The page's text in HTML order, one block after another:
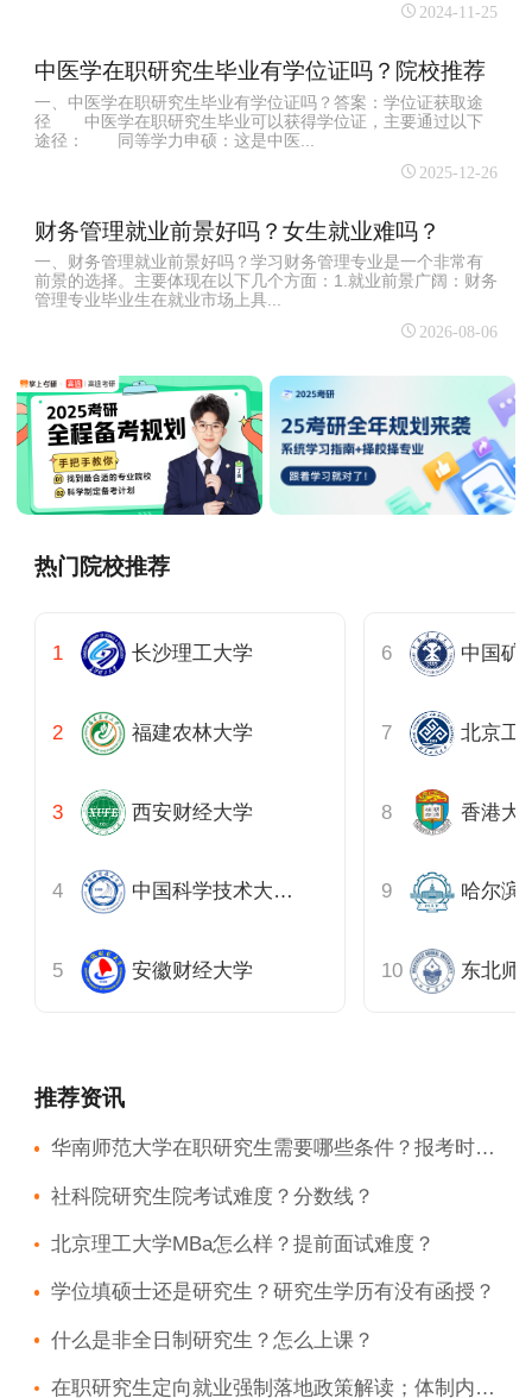
2024-11-25
中医学在职研究生毕业有学位证吗？院校推荐
一、中医学在职研究生毕业有学位证吗？答案：学位证获取途
径 中医学在职研究生毕业可以获得学位证，主要通过以下
途径： 同等学力申硕：这是中医...
2025-12-26
财务管理就业前景好吗？女生就业难吗？
一、财务管理就业前景好吗？学习财务管理专业是一个非常有
前景的选择。主要体现在以下几个方面：1.就业前景广阔：财务
管理专业毕业生在就业市场上具...
2026-08-06
热门院校推荐
长沙理工大学
福建农林大学
西安财经大学
中国科学技术大学上海
安徽财经大学
中国矿
北京工
香港大
哈尔滨
东北师
推荐资讯
华南师范大学在职研究生需要哪些条件？报考时间的解析
社科院研究生院考试难度？分数线？
北京理工大学MBa怎么样？提前面试难度？
学位填硕士还是研究生？研究生学历有没有函授？
什么是非全日制研究生？怎么上课？
在职研究生定向就业强制落地政策解读；体制内对定向就业在职研究生的认可情况